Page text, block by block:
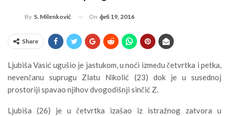
By S. Milenković On феб 19, 2016
Share
Ljubiša Vasić ugušio je jastukom, u noći između četvrtka i petka,
nevenčanu suprugu Zlatu Nikolić (23) dok je u susednoj
prostoriji spavao njihov dvogodišnji sinčić Z.
Ljubiša (26) je u četvrtka izašao iz istražnog zatvora u